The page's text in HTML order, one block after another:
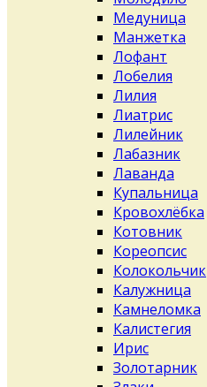
Медуница
Манжетка
Лофант
Лобелия
Лилия
Лиатрис
Лилейник
Лабазник
Лаванда
Купальница
Кровохлёбка
Котовник
Кореопсис
Колокольчик
Калужница
Камнеломка
Калистегия
Ирис
Золотарник